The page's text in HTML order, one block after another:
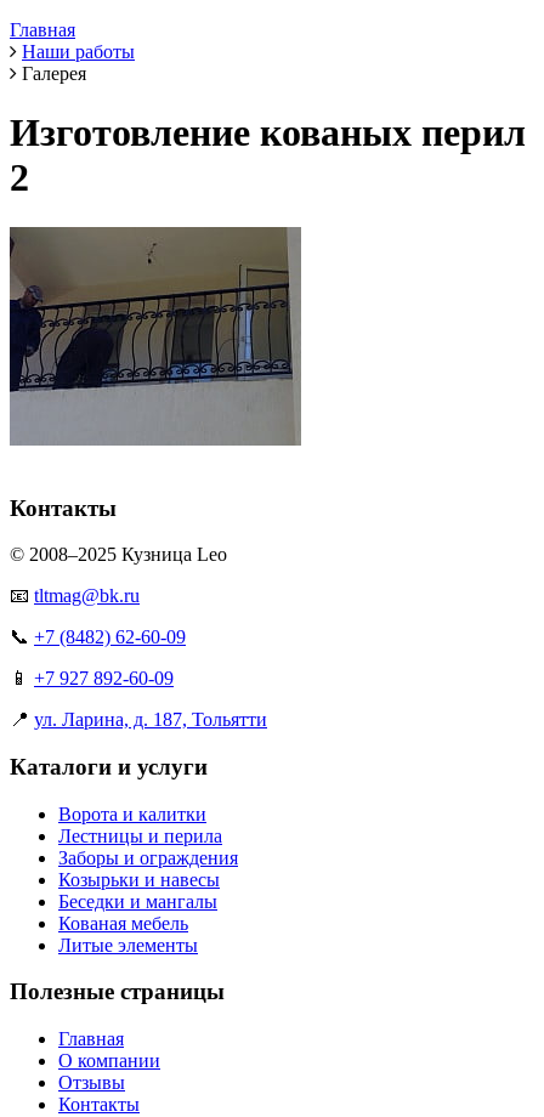
Главная
Наши работы
Галерея
Изготовление кованых перил
2
Контакты
© 2008–2025 Кузница Leo
📧 tltmag@bk.ru
📞 +7 (8482) 62-60-09
📱 +7 927 892-60-09
📍 ул. Ларина, д. 187, Тольятти
Каталоги и услуги
Ворота и калитки
Лестницы и перила
Заборы и ограждения
Козырьки и навесы
Беседки и мангалы
Кованая мебель
Литые элементы
Полезные страницы
Главная
О компании
Отзывы
Контакты